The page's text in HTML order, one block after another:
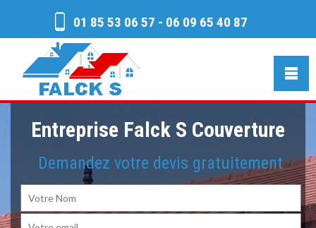
01 85 53 06 57 - 06 09 65 40 87
Entreprise Falck S Couverture
Demandez votre devis gratuitement